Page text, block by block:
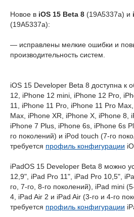
Новое в iOS 15 Beta 8 (19A5337a) и
(19A5337a):
— исправлены мелкие ошибки и
производительность систем.
iOS 15 Developer Beta 8 доступна к
12, iPhone 12 mini, iPhone 12 Pro,
11, iPhone 11 Pro, iPhone 11 Pro
Max, iPhone XR, iPhone X, iPhone 8,
iPhone 7 Plus, iPhone 6s, iPhone 6s
го поколений) и iPod touch (7-го
требуется профиль конфигурации
iPadOS 15 Developer Beta 8 можно
12,9", iPad Pro 11", iPad Pro 10,5",
го, 7-го, 8-го поколений), iPad mini
4, iPad Air 2 и iPad Air (3-го и 4-го
требуется профиль конфигурации